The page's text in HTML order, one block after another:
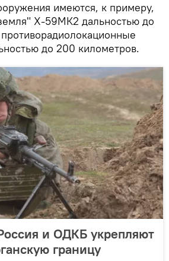
имеются, к примеру,
Х-59МК2 дальностью до
до 200 километров.
и ОДКБ укрепляют
границу